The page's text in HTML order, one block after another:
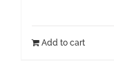
Add to cart